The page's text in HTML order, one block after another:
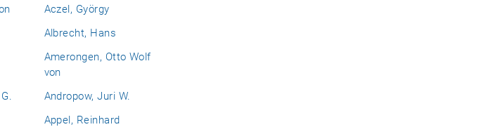
Aczel, György
Albrecht, Hans
Amerongen, Otto Wolf
von
Andropow, Juri W.
Appel, Reinhard